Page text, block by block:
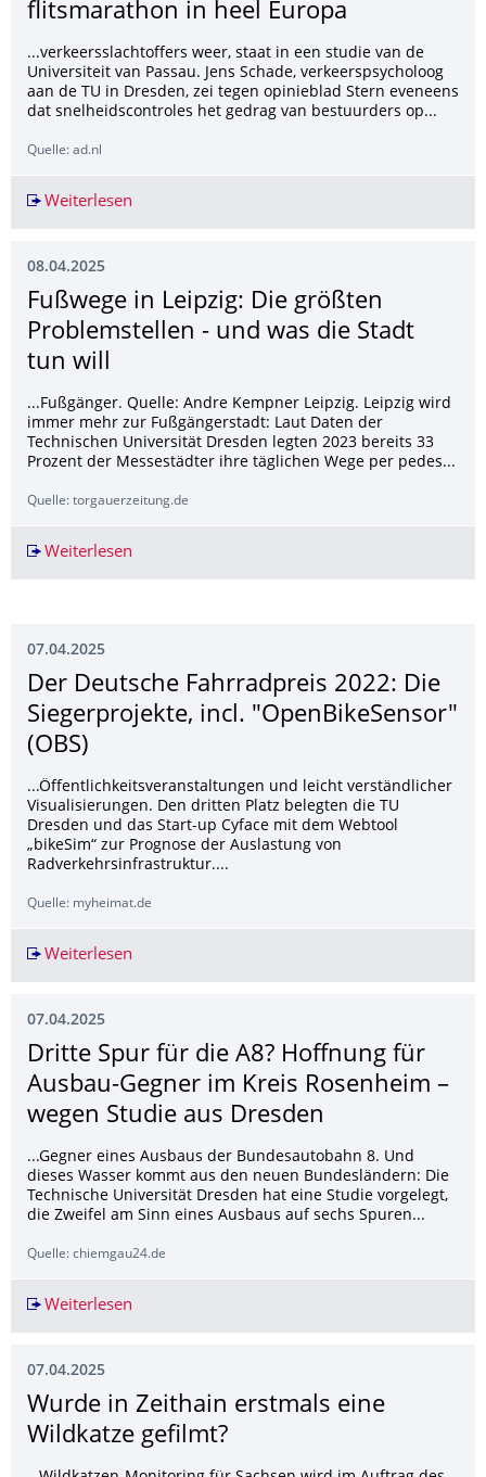
flitsmarathon in heel Europa
...verkeersslachtoffers weer, staat in een studie van de
Universiteit van Passau. Jens Schade, verkeerspsycholoog
aan de TU in Dresden, zei tegen opinieblad Stern eveneens
dat snelheidscontroles het gedrag van bestuurders op...
Quelle: ad.nl
Weiterlesen
08.04.2025
Fußwege in Leipzig: Die größten
Problemstellen - und was die Stadt
tun will
...Fußgänger. Quelle: Andre Kempner Leipzig. Leipzig wird
immer mehr zur Fußgängerstadt: Laut Daten der
Technischen Universität Dresden legten 2023 bereits 33
Prozent der Messestädter ihre täglichen Wege per pedes...
Quelle: torgauerzeitung.de
Weiterlesen
07.04.2025
Der Deutsche Fahrradpreis 2022: Die
Siegerprojekte, incl. "OpenBikeSensor"
(OBS)
...Öffentlichkeitsveranstaltungen und leicht verständlicher
Visualisierungen. Den dritten Platz belegten die TU
Dresden und das Start-up Cyface mit dem Webtool
„bikeSim“ zur Prognose der Auslastung von
Radverkehrsinfrastruktur....
Quelle: myheimat.de
Weiterlesen
07.04.2025
Dritte Spur für die A8? Hoffnung für
Ausbau-Gegner im Kreis Rosenheim –
wegen Studie aus Dresden
...Gegner eines Ausbaus der Bundesautobahn 8. Und
dieses Wasser kommt aus den neuen Bundesländern: Die
Technische Universität Dresden hat eine Studie vorgelegt,
die Zweifel am Sinn eines Ausbaus auf sechs Spuren...
Quelle: chiemgau24.de
Weiterlesen
07.04.2025
Wurde in Zeithain erstmals eine
Wildkatze gefilmt?